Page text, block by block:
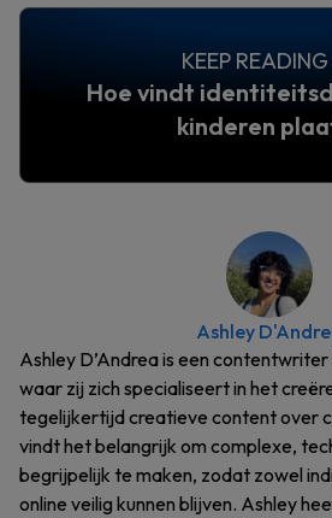
KEEP READING
Hoe vindt
kinderen
Ashley
Ashley D’Andrea is een
waar zij zich specialiseert in het
tegelijkertijd creatieve content over
vindt het belangrijk om complexe,
begrijpelijk te maken, zodat zowel
online veilig kunnen blijven. Ashley